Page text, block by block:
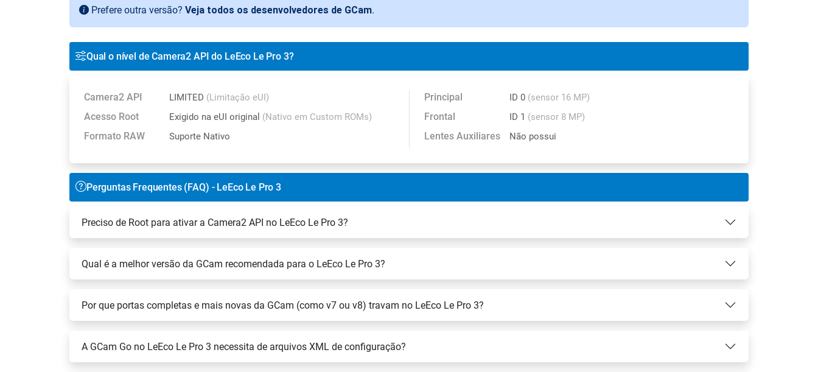
Prefere outra versão? Veja todos os desenvolvedores de GCam.
Qual o nível de Camera2 API do LeEco Le Pro 3?
Camera2 API LIMITED (Limitação eUI)
Acesso Root Exigido na eUI original (Nativo em Custom ROMs)
Formato RAW Suporte Nativo
Principal ID 0 (sensor 16 MP)
Frontal ID 1 (sensor 8 MP)
Lentes Auxiliares Não possui
Perguntas Frequentes (FAQ) - LeEco Le Pro 3
Preciso de Root para ativar a Camera2 API no LeEco Le Pro 3?
Qual é a melhor versão da GCam recomendada para o LeEco Le Pro 3?
Por que portas completas e mais novas da GCam (como v7 ou v8) travam no LeEco Le Pro 3?
A GCam Go no LeEco Le Pro 3 necessita de arquivos XML de configuração?